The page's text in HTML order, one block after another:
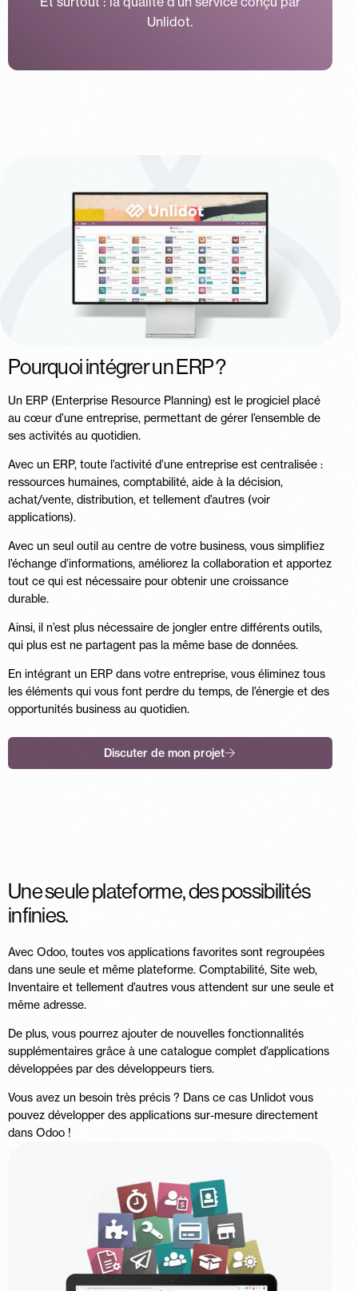
Unlidot.
Pourquoi intégrer un ERP ?
Un ERP (Enterprise Resource Planning) est le progiciel placé
au cœur d’une entreprise, permettant de gérer l’ensemble de
ses activités au quotidien.
Avec un ERP, toute l’activité d’une entreprise est centralisée :
ressources humaines, comptabilité, aide à la décision,
achat/vente, distribution, et tellement d’autres (voir
applications).
Avec un seul outil au centre de votre business, vous simplifiez
l’échange d’informations, améliorez la collaboration et apportez
tout ce qui est nécessaire pour obtenir une croissance
durable.
Ainsi, il n’est plus nécessaire de jongler entre différents outils,
qui plus est ne partagent pas la même base de données.
En intégrant un ERP dans votre entreprise, vous éliminez tous
les éléments qui vous font perdre du temps, de l’énergie et des
opportunités business au quotidien.
Discuter de mon projet
Une seule plateforme, des possibilités
infinies.
Avec Odoo, toutes vos applications favorites sont regroupées
dans une seule et même plateforme. Comptabilité, Site web,
Inventaire et tellement d’autres vous attendent sur une seule et
même adresse.
De plus, vous pourrez ajouter de nouvelles fonctionnalités
supplémentaires grâce à une catalogue complet d’applications
développées par des développeurs tiers.
Vous avez un besoin très précis ? Dans ce cas Unlidot vous
pouvez développer des applications sur-mesure directement
dans Odoo !